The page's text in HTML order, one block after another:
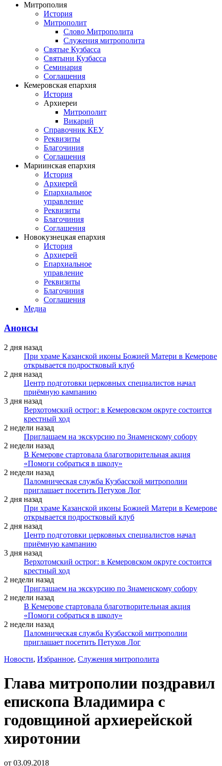
Митрополия
История
Митрополит
Слово Митрополита
Служения митрополита
Святые Кузбасса
Святыни Кузбасса
Семинария
Соглашения
Кемеровская епархия
История
Архиереи
Митрополит
Викарий
Справочник КЕУ
Реквизиты
Благочиния
Соглашения
Мариинская епархия
История
Архиерей
Епархиальное
управление
Реквизиты
Благочиния
Соглашения
Новокузнецкая епархия
История
Архиерей
Епархиальное
управление
Реквизиты
Благочиния
Соглашения
Медиа
Анонсы
2 дня назад
При храме Казанской иконы Божией Матери в Кемерове
открывается подростковый клуб
2 дня назад
Центр подготовки церковных специалистов начал
приёмную кампанию
3 дня назад
Верхотомский острог: в Кемеровском округе состоится
крестный ход
2 недели назад
Приглашаем на экскурсию по Знаменскому собору
2 недели назад
В Кемерове стартовала благотворительная акция
«Помоги собраться в школу»
2 недели назад
Паломническая служба Кузбасской митрополии
приглашает посетить Петухов Лог
2 дня назад
При храме Казанской иконы Божией Матери в Кемерове
открывается подростковый клуб
2 дня назад
Центр подготовки церковных специалистов начал
приёмную кампанию
3 дня назад
Верхотомский острог: в Кемеровском округе состоится
крестный ход
2 недели назад
Приглашаем на экскурсию по Знаменскому собору
2 недели назад
В Кемерове стартовала благотворительная акция
«Помоги собраться в школу»
2 недели назад
Паломническая служба Кузбасской митрополии
приглашает посетить Петухов Лог
Новости, Избранное, Служения митрополита
Глава митрополии поздравил
епископа Владимира с
годовщиной архиерейской
хиротонии
от 03.09.2018